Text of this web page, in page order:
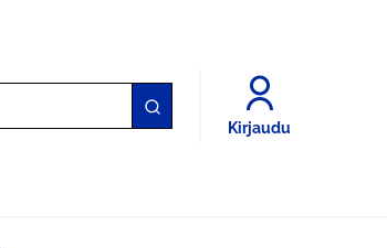
Kirjaudu